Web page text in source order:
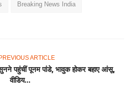
Breaking News India
ARTICLE
पहुंचीं पूनम पांडे, भावुक होकर बहाए आंसू,
वीडिय...